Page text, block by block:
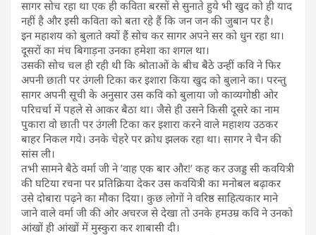
सागर सोच रहा था एक ही कविता बरसों से सुनाते हुये भी खुद को ही याद
नहीं है और इसी कविता को बता रहे हैं कि जन जन की जुबान पर है।
इन महाशय को बुलाते क्यों हैं सोच कर सागर अपने सर को धुन रहा था।
दूसरों का मंच बिगाड़ना उनका हमेशा का शगल था।
उसकी सोच चल ही रही थी कि श्रोताओं के बीच बैठे उन्हीं कवि ने फिर
अपनी छाती पर उंगली टिका कर इशारा किया खुद को बुलाने का। परन्तु
सागर अपनी सूची के अनुसार उस कवि को बुलाया जो काव्यगोष्ठी ओर
परिचर्चा में पहले से आकर बैठा था। जैसे ही उसने किसी दूसरे का नाम
पुकारा वो छाती पर उंगली टिका कर इशारा करने वाले महाशय उठकर
बाहर निकल गये। उनके चेहरे पर क्रोध झलक रहा था। सागर ने चैन की
सांस ली।
तभी सामने बैठे वर्मा जी ने ’वाह एक बार और!’ कह कर उजड्ड सी कवयित्री
की घटिया रचना पर प्रतिक्रिया देकर उस कवयित्री का मनोबल बढ़ाकर
उसे दोबारा पढ़ने का मौका दिया। कुछ लोगों ने वरिष्ठ साहित्यकार माने
जाने वाले वर्मा जी की ओर अचरज से देखा तो उनके हमउम्र कवि ने उनको
आंखों ही आंखों में मुस्कुरा कर शाबासी दी।